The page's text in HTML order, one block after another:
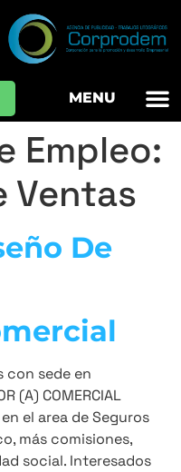
MENU
Empleo:
Ventas
De
con sede en
(A) COMERCIAL
el area de Seguros
más comisiones,
social. Interesados